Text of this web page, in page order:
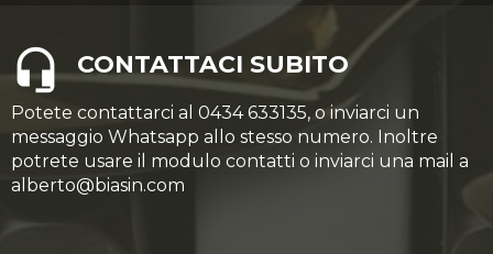
CONTATTACI SUBITO
Potete contattarci al 0434 633135, o inviarci un
messaggio Whatsapp allo stesso numero. Inoltre
potrete usare il modulo contatti o inviarci una mail a
alberto@biasin.com